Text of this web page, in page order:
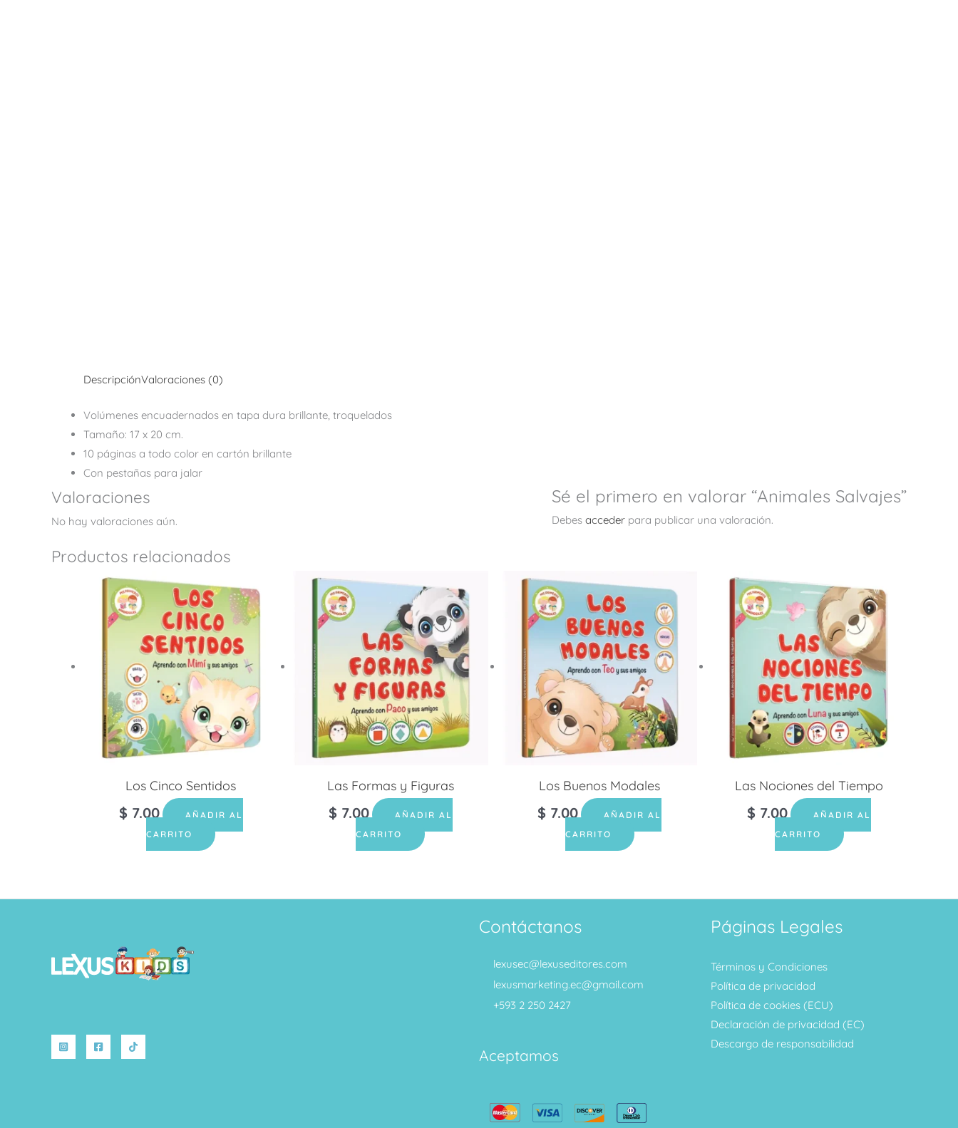
DescripciónValoraciones (0)
Volúmenes encuadernados en tapa dura brillante, troquelados
Tamaño: 17 x 20 cm.
10 páginas a todo color en cartón brillante
Con pestañas para jalar
Valoraciones
No hay valoraciones aún.
Sé el primero en valorar “Animales Salvajes”
Debes acceder para publicar una valoración.
Productos relacionados
Los Cinco Sentidos
$ 7.00
AÑADIR AL
CARRITO
Las Formas y Figuras
$ 7.00
AÑADIR AL
CARRITO
Los Buenos Modales
$ 7.00
AÑADIR AL
CARRITO
Las Nociones del Tiempo
$ 7.00
AÑADIR AL
CARRITO
Contáctanos
lexusec@lexuseditores.com
lexusmarketing.ec@gmail.com
+593 2 250 2427
Aceptamos
Páginas Legales
Términos y Condiciones
Política de privacidad
Política de cookies (ECU)
Declaración de privacidad (EC)
Descargo de responsabilidad